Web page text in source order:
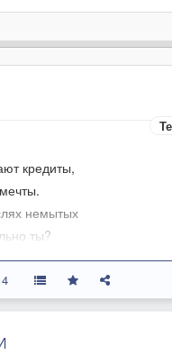
кредиты,
немытых
ты?
мысли.
щекам.
по мышцам.